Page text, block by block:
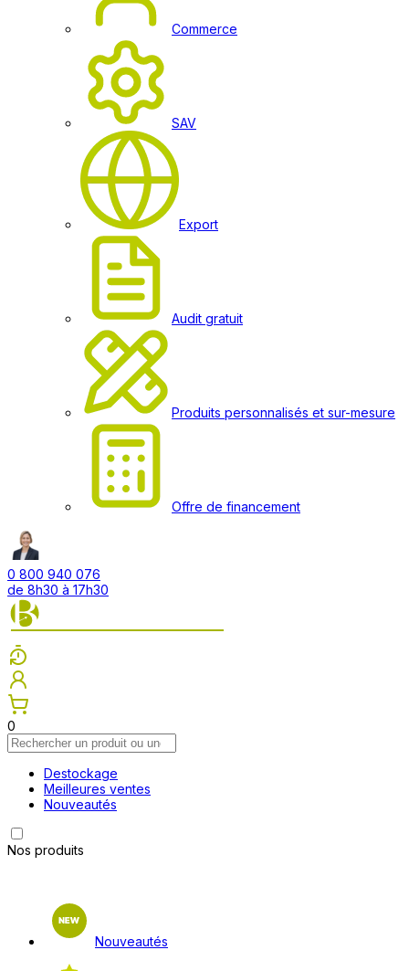
Commerce
SAV
Export
Audit gratuit
Produits personnalisés et sur-mesure
Offre de financement
0 800 940 076
de 8h30 à 17h30
0
Destockage
Meilleures ventes
Nouveautés
Nos produits
Nouveautés